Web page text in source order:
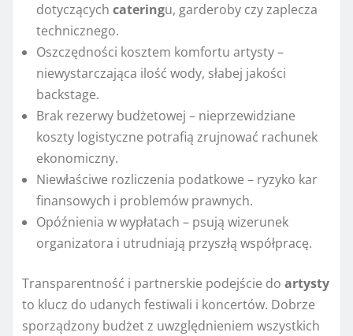
dotyczących cateringu, garderoby czy zaplecza
technicznego.
Oszczędności kosztem komfortu artysty –
niewystarczająca ilość wody, słabej jakości
backstage.
Brak rezerwy budżetowej – nieprzewidziane
koszty logistyczne potrafią zrujnować rachunek
ekonomiczny.
Niewłaściwe rozliczenia podatkowe – ryzyko kar
finansowych i problemów prawnych.
Opóźnienia w wypłatach – psują wizerunek
organizatora i utrudniają przyszłą współpracę.
Transparentność i partnerskie podejście do artysty
to klucz do udanych festiwali i koncertów. Dobrze
sporządzony budżet z uwzględnieniem wszystkich